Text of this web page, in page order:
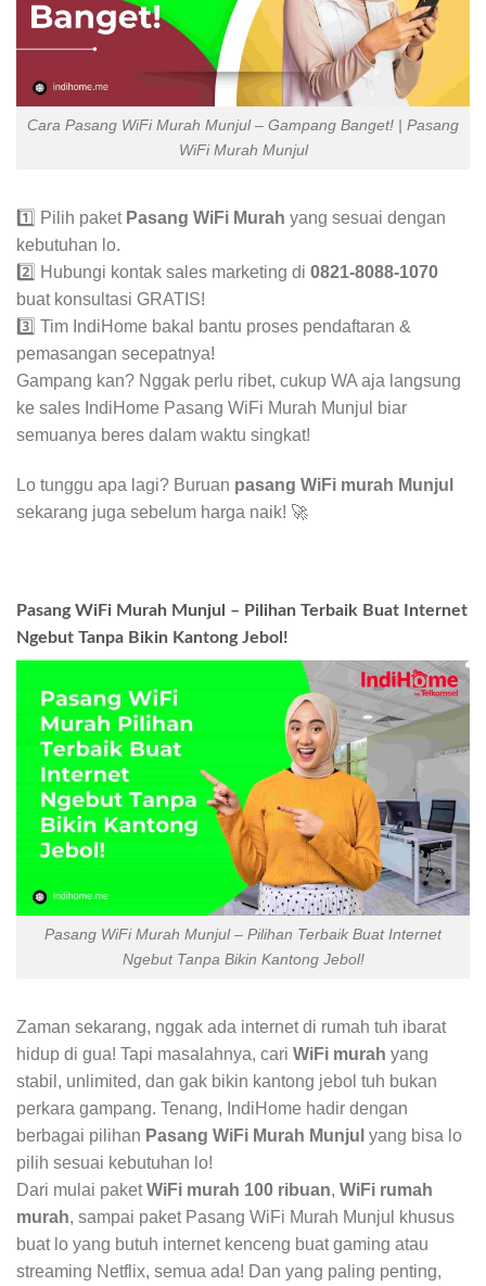
Cara Pasang WiFi Murah Munjul – Gampang Banget! | Pasang
WiFi Murah Munjul
1️⃣ Pilih paket Pasang WiFi Murah yang sesuai dengan
kebutuhan lo.
2️⃣ Hubungi kontak sales marketing di 0821-8088-1070
buat konsultasi GRATIS!
3️⃣ Tim IndiHome bakal bantu proses pendaftaran &
pemasangan secepatnya!
Gampang kan? Nggak perlu ribet, cukup WA aja langsung
ke sales IndiHome Pasang WiFi Murah Munjul biar
semuanya beres dalam waktu singkat!
Lo tunggu apa lagi? Buruan pasang WiFi murah Munjul
sekarang juga sebelum harga naik! 🚀
Pasang WiFi Murah Munjul – Pilihan Terbaik Buat Internet
Ngebut Tanpa Bikin Kantong Jebol!
Pasang WiFi Murah Munjul – Pilihan Terbaik Buat Internet
Ngebut Tanpa Bikin Kantong Jebol!
Zaman sekarang, nggak ada internet di rumah tuh ibarat
hidup di gua! Tapi masalahnya, cari WiFi murah yang
stabil, unlimited, dan gak bikin kantong jebol tuh bukan
perkara gampang. Tenang, IndiHome hadir dengan
berbagai pilihan Pasang WiFi Murah Munjul yang bisa lo
pilih sesuai kebutuhan lo!
Dari mulai paketWiFi murah 100 ribuan, WiFi rumah
murah, sampai paket Pasang WiFi Murah Munjul khusus
buat lo yang butuh internet kenceng buat gaming atau
streaming Netflix, semua ada! Dan yang paling penting,